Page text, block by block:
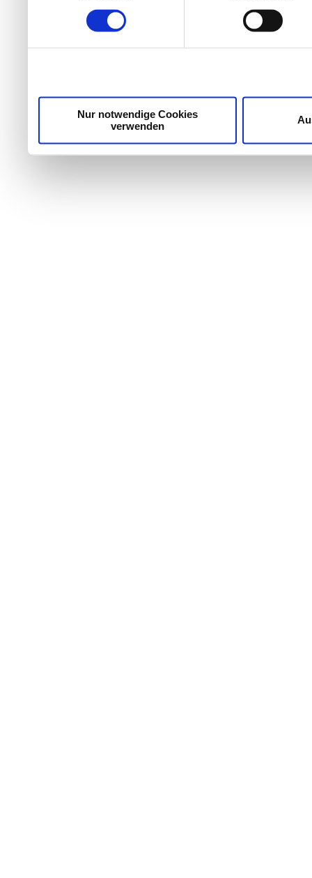
Wir verwenden Cookies, um Inhalte und Anzeigen zu
die Zugriffe auf unsere Website zu analysieren.
Dienste gesammelt haben.
Nur notwendige Cookies
verwenden